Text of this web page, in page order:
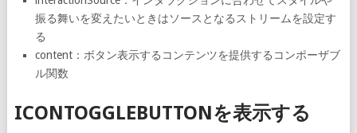
振る舞いを変えたいときはソースとなるストリームを設定す
る
content：ボタン表示するコンテンツを提供するコンポーザブ
ル関数
ICONTOGGLEBUTTONを表示する